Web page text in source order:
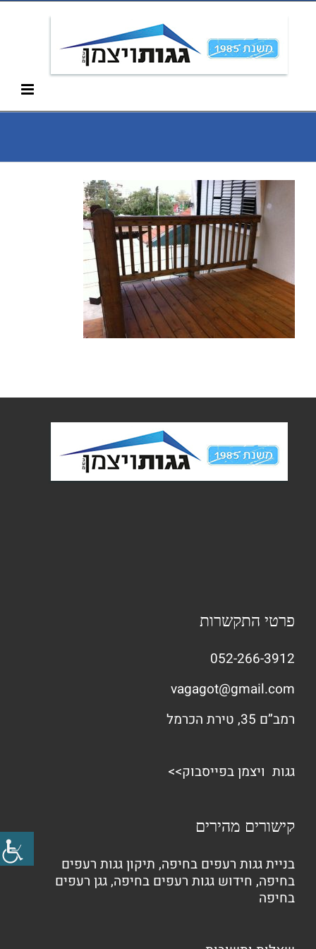
Skip
content
פרטי התקשרות
052-266-3912
vagagot@gmail.com
רמב”ם 35, טירת הכרמל
גגות ויצמן בפייסבוק>>
קישורים מהירים
בניית גגות רעפים בחיפה, תיקון גגות רעפים
בחיפה, חידוש גגות רעפים בחיפה,גגן רעפים
בחיפה